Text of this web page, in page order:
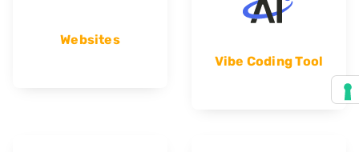
Websites
Vibe Coding Tool